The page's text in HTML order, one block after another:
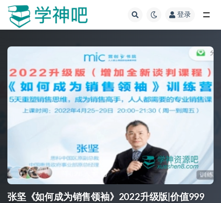
登录
张坚《如何成为销售领袖》2022升级版|价值999